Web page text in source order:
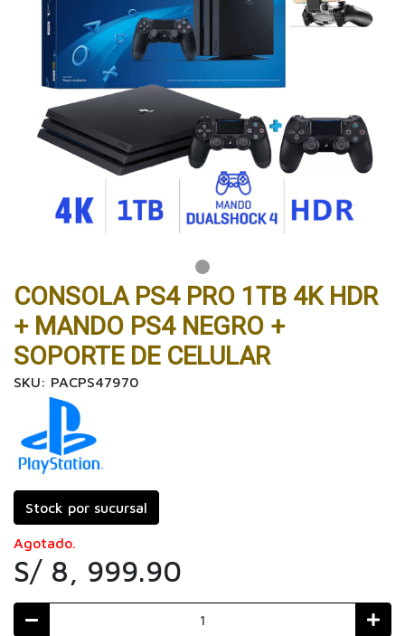
CONSOLA PS4 PRO 1TB 4K HDR
+ MANDO PS4 NEGRO +
SOPORTE DE CELULAR
SKU: PACPS47970
Stock por sucursal
Agotado.
S/ 8, 999.90